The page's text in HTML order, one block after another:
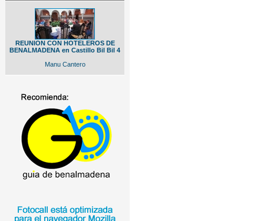
REUNION CON HOTELEROS DE
BENALMADENA en Castillo Bil Bil 4
Manu Cantero